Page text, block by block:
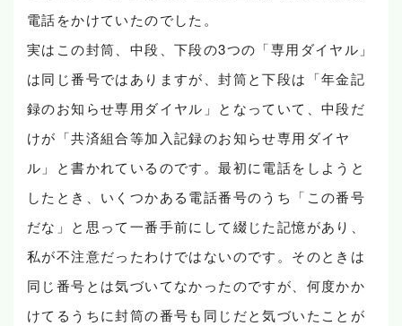
電話をかけていたのでした。
実はこの封筒、中段、下段の3つの「専用ダイヤル」
は同じ番号ではありますが、封筒と下段は「年金記
録のお知らせ専用ダイヤル」となっていて、中段だ
けが「共済組合等加入記録のお知らせ専用ダイヤ
ル」と書かれているのです。最初に電話をしようと
したとき、いくつかある電話番号のうち「この番号
だな」と思って一番手前にして綴じた記憶があり、
私が不注意だったわけではないのです。そのときは
同じ番号とは気づいてなかったのですが、何度かか
けてるうちに封筒の番号も同じだと気づいたことが